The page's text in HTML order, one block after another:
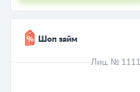
Шоп займ
Лиц. № 1111